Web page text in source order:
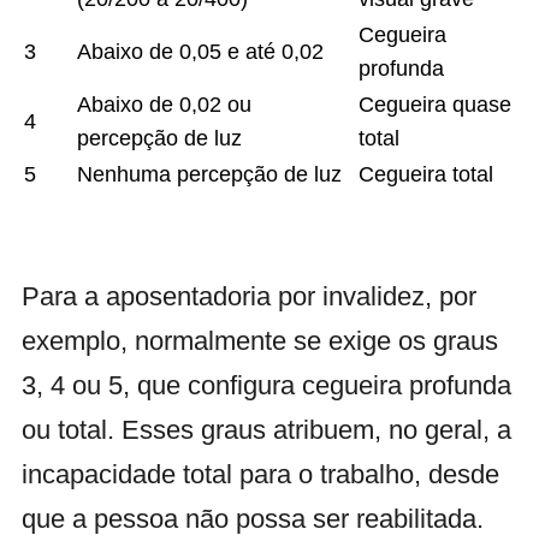
3 Abaixo de 0,05 e até 0,02
Cegueira
profunda
4
Abaixo de 0,02 ou
percepção de luz
Cegueira quase
total
5
Nenhuma percepção de luz Cegueira total
Para a aposentadoria por invalidez, por
exemplo, normalmente se exige os graus
3, 4 ou 5, que configura cegueira profunda
ou total. Esses graus atribuem, no geral, a
incapacidade total para o trabalho, desde
que a pessoa não possa ser reabilitada.